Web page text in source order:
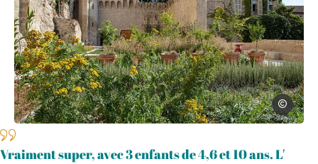
Avignon
Vraiment super, avec 3 enfants de 4,6 et 10 ans. L'